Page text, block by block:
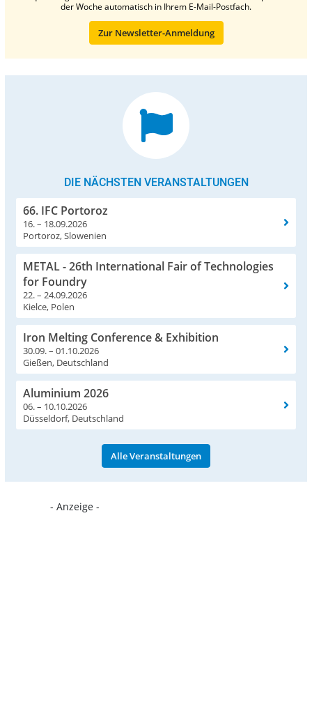
der Woche automatisch in Ihrem E-Mail-Postfach.
Zur Newsletter-Anmeldung
DIE NÄCHSTEN VERANSTALTUNGEN
66. IFC Portoroz
16. – 18.09.2026
Portoroz, Slowenien
METAL - 26th International Fair of Technologies
for Foundry
22. – 24.09.2026
Kielce, Polen
Iron Melting Conference & Exhibition
30.09. – 01.10.2026
Gießen, Deutschland
Aluminium 2026
06. – 10.10.2026
Düsseldorf, Deutschland
Alle Veranstaltungen
- Anzeige -